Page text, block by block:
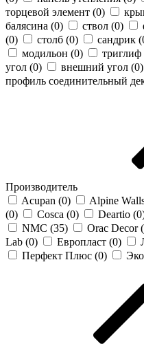
торцевой элемент (0)
балясина (0) ствол (0)
(0) столб (0) сандрик (
модильон (0) триглиф
угол (0) внешний угол (0)
профиль соединительный
Производитель
Acupan (0) Alpine
(0) Cosca (0) Deartio (0
NMC (35) Orac Decor (
Lab (0) Европласт (0)
Перфект Плюс (0)